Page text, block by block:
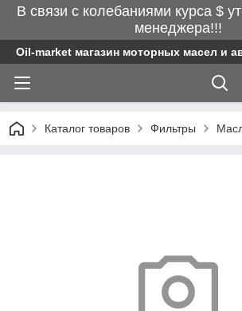
В связи с колебаниями курса $
менеджера!!!
Oil-market магазин моторных масел и
Каталог товаров Фильтры